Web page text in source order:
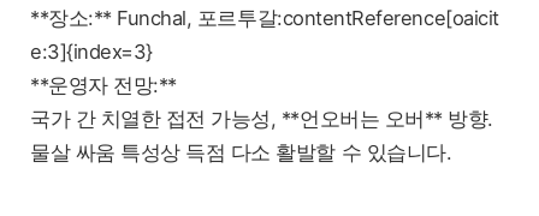
**장소:** Funchal, 포르투갈:contentReference[oaicit
e:3]{index=3}
**운영자 전망:**
국가 간 치열한 접전 가능성, **언오버는 오버** 방향.
물살 싸움 특성상 득점 다소 활발할 수 있습니다.